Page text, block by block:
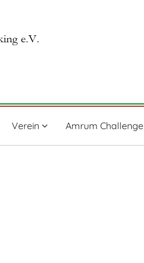
Verein Amrum Challenge